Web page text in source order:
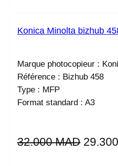
Konica Minolta bizhub
Marque photocopieur :
Référence : Bizhub 458
Type : MFP
Format standard : A3
32.000MAD L
29.300